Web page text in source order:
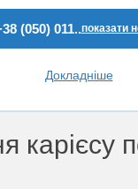
(050) 011..показати
Докладніше
карієсу